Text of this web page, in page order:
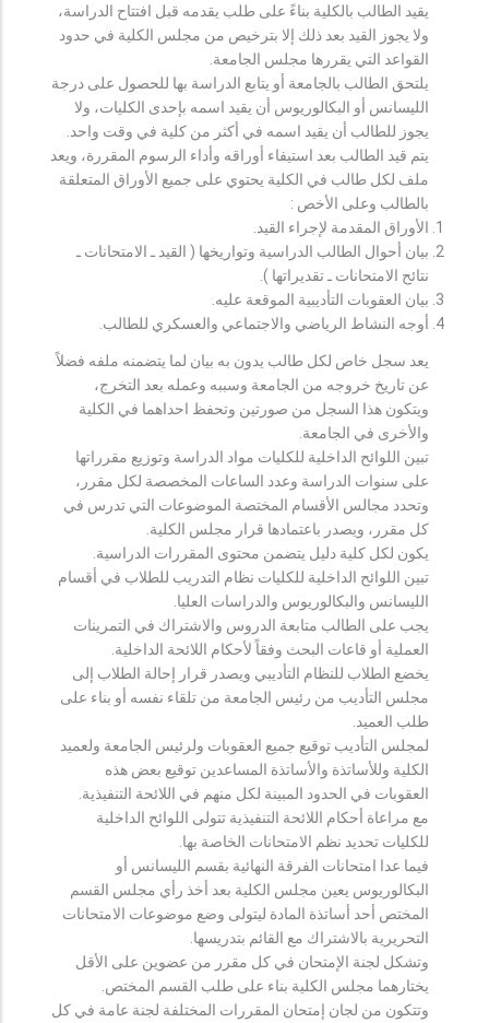
يقيد الطالب بالكلية بناءً على طلب يقدمه قبل افتتاح الدراسة،
ولا يجوز القيد بعد ذلك إلا بترخيص من مجلس الكلية في حدود
القواعد التي يقررها مجلس الجامعة.
يلتحق الطالب بالجامعة أو يتابع الدراسة بها للحصول على درجة
الليسانس أو البكالوريوس أن يقيد اسمه بإحدى الكليات، ولا
يجوز للطالب أن يقيد اسمه في أكثر من كلية في وقت واحد.
يتم قيد الطالب بعد استيفاء أوراقه وأداء الرسوم المقررة، ويعد
ملف لكل طالب في الكلية يحتوي على جميع الأوراق المتعلقة
بالطالب وعلى الأخص :
الأوراق المقدمة لإجراء القيد.
بيان أحوال الطالب الدراسية وتواريخها ( القيد ـ الامتحانات ـ
نتائح الامتحانات ـ تقديراتها ).
بيان العقوبات التأديبية الموقعة عليه.
أوجه النشاط الرياضي والاجتماعي والعسكري للطالب.
يعد سجل خاص لكل طالب يدون به بيان لما يتضمنه ملفه فضلاً
عن تاريخ خروجه من الجامعة وسببه وعمله بعد التخرج،
ويتكون هذا السجل من صورتين وتحفظ احداهما في الكلية
والأخرى في الجامعة.
تبين اللوائح الداخلية للكليات مواد الدراسة وتوزيع مقرراتها
على سنوات الدراسة وعدد الساعات المخصصة لكل مقرر،
وتحدد مجالس الأقسام المختصة الموضوعات التي تدرس في
كل مقرر، ويصدر باعتمادها قرار مجلس الكلية.
يكون لكل كلية دليل يتضمن محتوى المقررات الدراسية.
تبين اللوائح الداخلية للكليات نظام التدريب للطلاب في أقسام
الليسانس والبكالوريوس والدراسات العليا.
يجب على الطالب متابعة الدروس والاشتراك في التمرينات
العملية أو قاعات البحث وفقاً لأحكام اللائحة الداخلية.
يخضع الطلاب للنظام التأديبي ويصدر قرار إحالة الطلاب إلى
مجلس التأديب من رئيس الجامعة من تلقاء نفسه أو بناء على
طلب العميد.
لمجلس التأديب توقيع جميع العقوبات ولرئيس الجامعة ولعميد
الكلية وللأساتذة والأساتذة المساعدين توقيع بعض هذه
العقوبات في الحدود المبينة لكل منهم في اللائحة التنفيذية.
مع مراعاة أحكام اللائحة التنفيذية تتولى اللوائح الداخلية
للكليات تحديد نظم الامتحانات الخاصة بها.
فيما عدا امتحانات الفرقة النهائية بقسم الليسانس أو
البكالوريوس يعين مجلس الكلية بعد أخذ رأي مجلس القسم
المختص أحد أساتذة المادة ليتولى وضع موضوعات الامتحانات
التحريرية بالاشتراك مع القائم بتدريسها.
وتشكل لجنة الإمتحان في كل مقرر من عضوين على الأقل
يختارهما مجلس الكلية بناء على طلب القسم المختص.
وتتكون من لجان إمتحان المقررات المختلفة لجنة عامة في كل